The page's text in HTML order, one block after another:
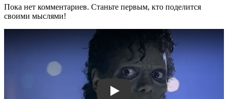
Пока нет комментариев. Станьте первым, кто поделится
своими мыслями!
Смотреть трейлер